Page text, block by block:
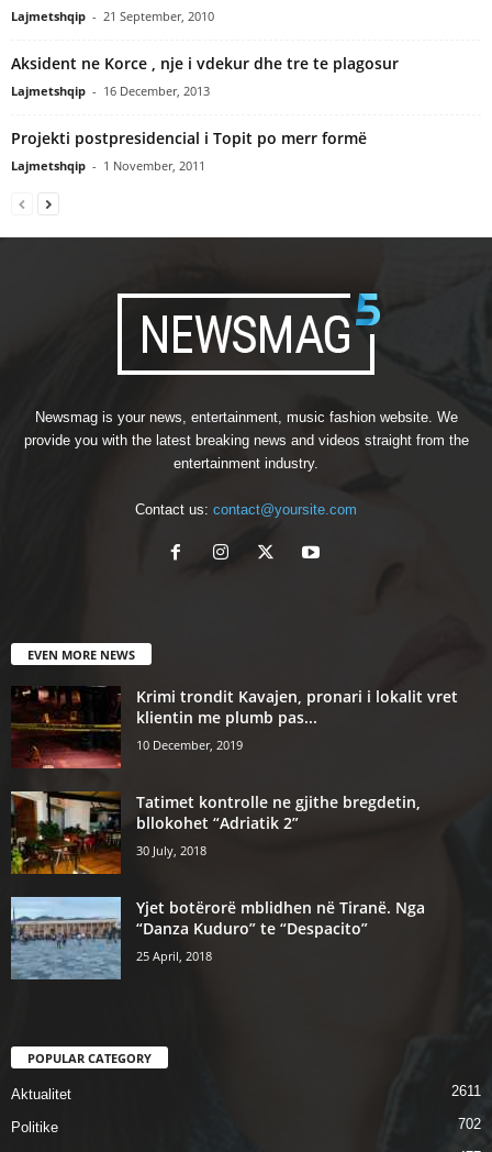
Lajmetshqip - 21 September, 2010
Aksident ne Korce , nje i vdekur dhe tre te plagosur
Lajmetshqip - 16 December, 2013
Projekti postpresidencial i Topit po merr formë
Lajmetshqip - 1 November, 2011
Newsmag is your news, entertainment, music fashion website. We
provide you with the latest breaking news and videos straight from the
entertainment industry.
Contact us: contact@yoursite.com
EVEN MORE NEWS
Krimi trondit Kavajen, pronari i lokalit vret
klientin me plumb pas...
10 December, 2019
Tatimet kontrolle ne gjithe bregdetin,
bllokohet “Adriatik 2”
30 July, 2018
Yjet botërorë mblidhen në Tiranë. Nga
“Danza Kuduro” te “Despacito”
25 April, 2018
POPULAR CATEGORY
Aktualitet 2611
Politike
702